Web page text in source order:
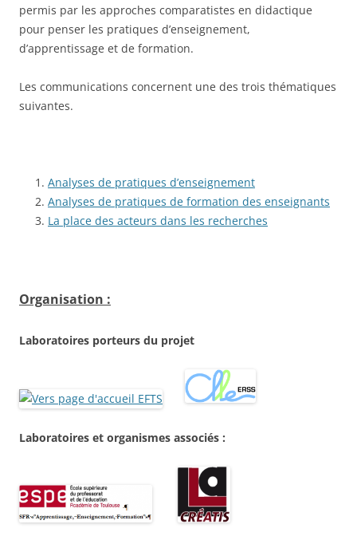
permis par les approches comparatistes en didactique
pour penser les pratiques d’enseignement,
d’apprentissage et de formation.
Les communications concernent une des trois thématiques
suivantes.
Analyses de pratiques d’enseignement
Analyses de pratiques de formation des enseignants
La place des acteurs dans les recherches
Organisation :
Laboratoires porteurs du projet
Laboratoires et organismes associés :